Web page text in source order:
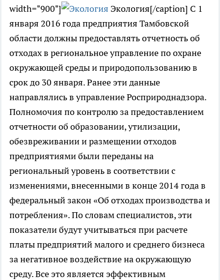
width="900"]
Экология[/caption] С 1
января 2016 года предприятия Тамбовской
области должны предоставлять отчетность об
отходах в региональное управление по охране
окружающей среды и природопользованию в
срок до 30 января. Ранее эти данные
направлялись в управление Росприроднадзора.
Полномочия по контролю за предоставлением
отчетности об образовании, утилизации,
обезвреживании и размещении отходов
предприятиями были переданы на
региональный уровень в соответствии с
изменениями, внесенными в конце 2014 года в
федеральный закон «Об отходах производства и
потребления». По словам специалистов, эти
показатели будут учитываться при расчете
платы предприятий малого и среднего бизнеса
за негативное воздействие на окружающую
среду. Все это является эффективным